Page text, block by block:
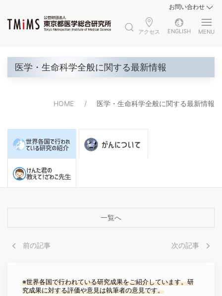
お問い合わせ
アクセス ENGLISH MENU
医学・生命科学全般に関する最新情報
HOME 医学・生命科学全般に関する最新情報
一覧へ
前の記事 次の記事
※世界各国で行われている研究成果をご紹介しています。研
究成果に対する評価や意見は執筆者の意見です。